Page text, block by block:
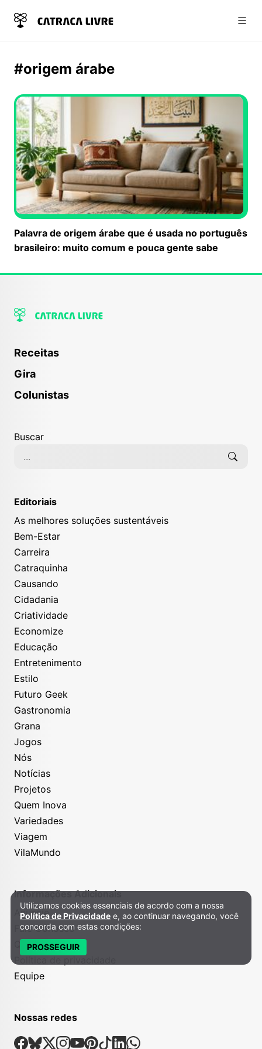
#origem árabe
Palavra de origem árabe que é usada no português
brasileiro: muito comum e pouca gente sabe
Receitas
Gira
Colunistas
Buscar
Editoriais
As melhores soluções sustentáveis
Bem-Estar
Carreira
Catraquinha
Causando
Cidadania
Criatividade
Economize
Educação
Entretenimento
Estilo
Futuro Geek
Gastronomia
Grana
Jogos
Nós
Notícias
Projetos
Quem Inova
Variedades
Viagem
VilaMundo
Informações Adicionais
Anuncie
Fale Conosco
Quem somos
Equipe
Nossas redes
Nossas Redes Sociais
Facebook
Bsky
X Instagram
Youtube
Pinterest
TiktokLinkedin
Whatsapp
Política de Privacidade e Cookies
Utilizamos cookies essenciais de acordo com a nossa
Política de Privacidade e, ao continuar navegando, você
concorda com estas condições:
PROSSEGUIR